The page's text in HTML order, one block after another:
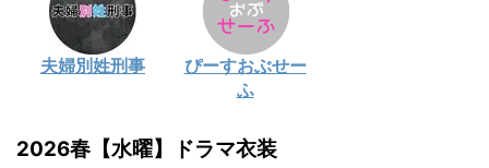
夫婦別姓刑事
ぴーすおぶせー
ふ
2026春【水曜】ドラマ衣装